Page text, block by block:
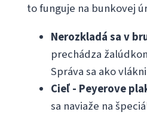
to funguje na bunkovej
Nerozkladá sa v
prechádza
Správa sa ako
Cieľ - Peyerove
sa naviaže na